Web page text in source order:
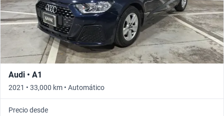
Audi • A1
2021 • 33,000 km • Automático
Precio desde